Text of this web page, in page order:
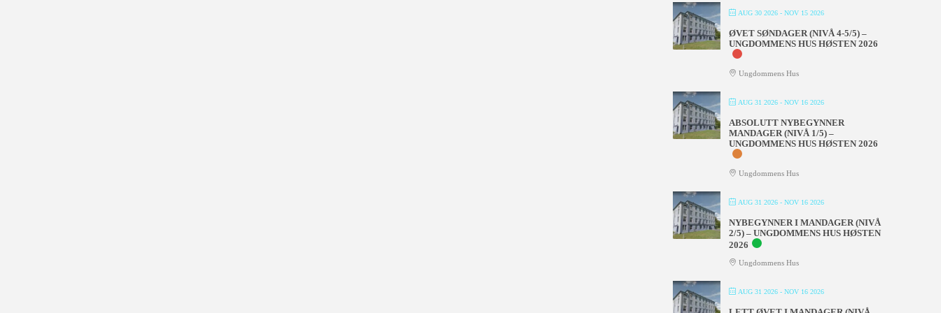
AUG 30 2026 - NOV 15 2026
ØVET SØNDAGER (NIVÅ 4-5/5) –
UNGDOMMENS HUS HØSTEN 2026
Ungdommens Hus
AUG 31 2026 - NOV 16 2026
ABSOLUTT NYBEGYNNER
MANDAGER (NIVÅ 1/5) –
UNGDOMMENS HUS HØSTEN 2026
Ungdommens Hus
AUG 31 2026 - NOV 16 2026
NYBEGYNNER I MANDAGER (NIVÅ
2/5) – UNGDOMMENS HUS HØSTEN
2026
Ungdommens Hus
AUG 31 2026 - NOV 16 2026